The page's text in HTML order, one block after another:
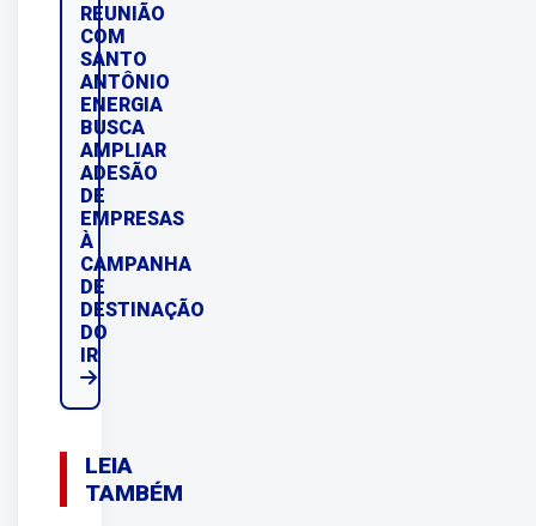
REUNIÃO
COM
SANTO
ANTÔNIO
ENERGIA
BUSCA
AMPLIAR
ADESÃO
DE
EMPRESAS
À
CAMPANHA
DE
DESTINAÇÃO
DO
IR
LEIA
TAMBÉM